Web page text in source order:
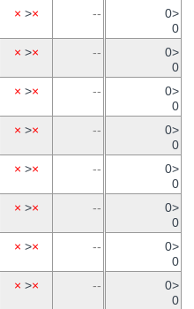
× >× --
0>
0
× >× --
0>
0
× >× --
0>
0
× >× --
0>
0
× >× --
0>
0
× >× --
0>
0
× >× --
0>
0
× >× --
0>
0